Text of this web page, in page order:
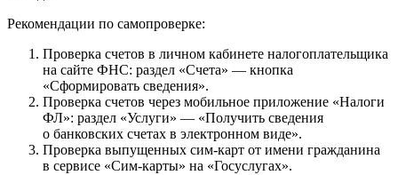
Рекомендации по самопроверке:
Проверка счетов в личном кабинете налогоплательщика
на сайте ФНС: раздел «Счета» — кнопка
«Сформировать сведения».
Проверка счетов через мобильное приложение «Налоги
ФЛ»: раздел «Услуги» — «Получить сведения
о банковских счетах в электронном виде».
Проверка выпущенных сим-карт от имени гражданина
в сервисе «Сим-карты» на «Госуслугах».